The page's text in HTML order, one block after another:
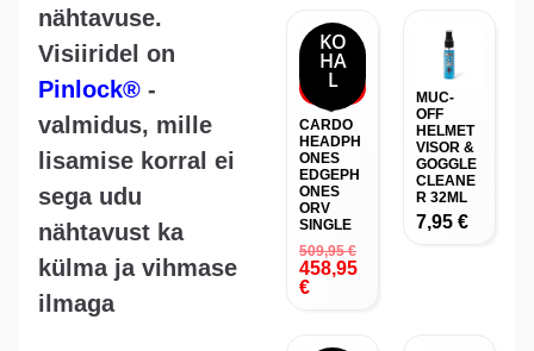
nähtavuse.
Visiiridel on
Pinlock® -
valmidus, mille
lisamise korral ei
sega udu
nähtavust ka
külma ja vihmase
ilmaga
KO
HA
L
-10%
CARDO
HEADPH
ONES
EDGEPH
ONES
ORV
SINGLE
509,95€
458,95
€
MUC-
OFF
HELMET
VISOR &
GOGGLE
CLEANE
R 32ML
7,95 €